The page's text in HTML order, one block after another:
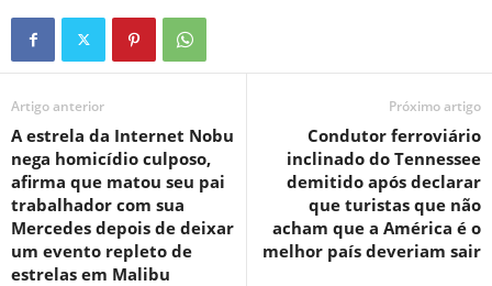
Artigo anterior
A estrela da Internet Nobu
nega homicídio culposo,
afirma que matou seu pai
trabalhador com sua
Mercedes depois de deixar
um evento repleto de
estrelas em Malibu
Próximo artigo
Condutor ferroviário
inclinado do Tennessee
demitido após declarar
que turistas que não
acham que a América é o
melhor país deveriam sair